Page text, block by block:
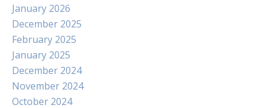
January 2026
December 2025
February 2025
January 2025
December 2024
November 2024
October 2024